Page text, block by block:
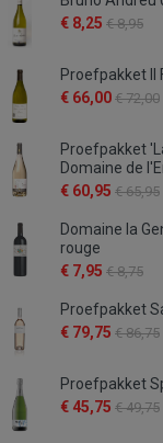
€ 8,25 € 8,95
Proefpakket Il
€ 66,00 € 72,00
Proefpakket
Domaine de
€ 60,95 € 65,95
Domaine la
rouge
€ 7,95 € 8,75
Proefpakket
€ 79,75 € 86,75
Proefpakket
€ 45,75 € 49,75